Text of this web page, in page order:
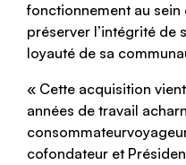
fonctionnement au sein
préserver l’intégrité de
loyauté de sa
« Cette acquisition
années de travail
cofondateur et